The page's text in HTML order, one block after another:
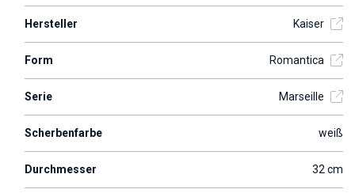
Hersteller Kaiser
Form Romantica
Serie Marseille
Scherbenfarbe weiß
Durchmesser 32 cm